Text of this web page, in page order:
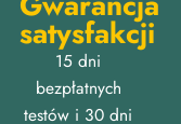
satysfakcji
15 dni
bezpłatnych
testów i 30 dni